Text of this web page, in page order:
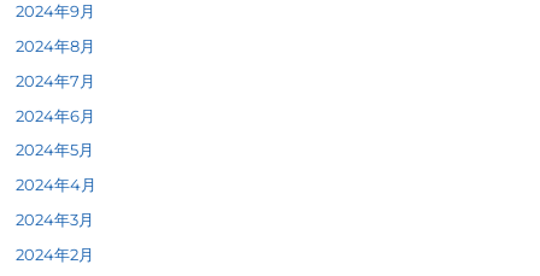
2024年9月
2024年8月
2024年7月
2024年6月
2024年5月
2024年4月
2024年3月
2024年2月